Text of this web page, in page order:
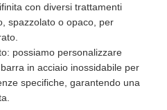
con diversi trattamenti
spazzolato o opaco, per
possiamo personalizzare
in acciaio inossidabile per
specifiche, garantendo una